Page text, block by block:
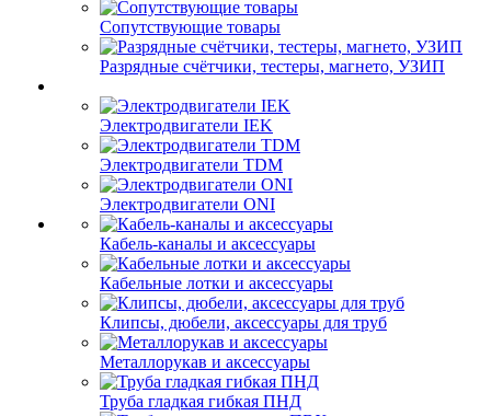
Сопутствующие товары
Разрядные счётчики, тестеры, магнето, УЗИП
Электродвигатели IEK
Электродвигатели TDM
Электродвигатели ONI
Кабель-каналы и аксессуары
Кабельные лотки и аксессуары
Клипсы, дюбели, аксессуары для труб
Металлорукав и аксессуары
Труба гладкая гибкая ПНД